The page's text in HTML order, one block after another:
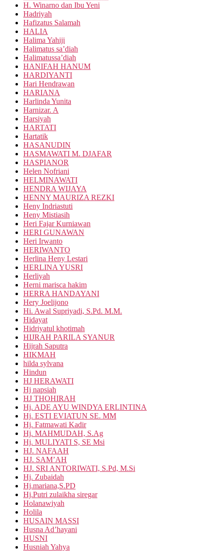
H. Winarno dan Ibu Yeni
Hadriyah
Hafizatus Salamah
HALIA
Halima Yahiji
Halimatus sa’diah
Halimatussa’diah
HANIFAH HANUM
HARDIYANTI
Hari Hendrawan
HARIANA
Harlinda Yunita
Harnizar. A
Harsiyah
HARTATI
Hartatik
HASANUDIN
HASMAWATI M. DJAFAR
HASPIANOR
Helen Nofriani
HELMINAWATI
HENDRA WIJAYA
HENNY MAURIZA REZKI
Heny Indriastuti
Heny Mistiasih
Heri Fajar Kurniawan
HERI GUNAWAN
Heri Irwanto
HERIWANTO
Herlina Heny Lestari
HERLINA YUSRI
Herliyah
Herni marisca hakim
HERRA HANDAYANI
Hery Joelijono
Hi. Awal Supriyadi, S.Pd. M.M.
Hidayat
Hidriyatul khotimah
HIJRAH PARILA SYANUR
Hijrah Saputra
HIKMAH
hilda sylvana
Hindun
HJ HERAWATI
Hj napsiah
HJ THOHIRAH
Hj. ADE AYU WINDYA ERLINTINA
Hj. ESTI EVIATUN SE. MM
Hj. Fatmawati Kadir
Hj. MAHMUDAH, S.Ag
Hj. MULIYATI S, SE Msi
HJ. NAFAAH
HJ. SAM’AH
HJ. SRI ANTORIWATI, S.Pd, M.Si
Hj. Zubaidah
Hj.mariana,S.PD
Hj.Putri zulaikha siregar
Holanawiyah
Holila
HUSAIN MASSI
Husna Ad’hayani
HUSNI
Husniah Yahya